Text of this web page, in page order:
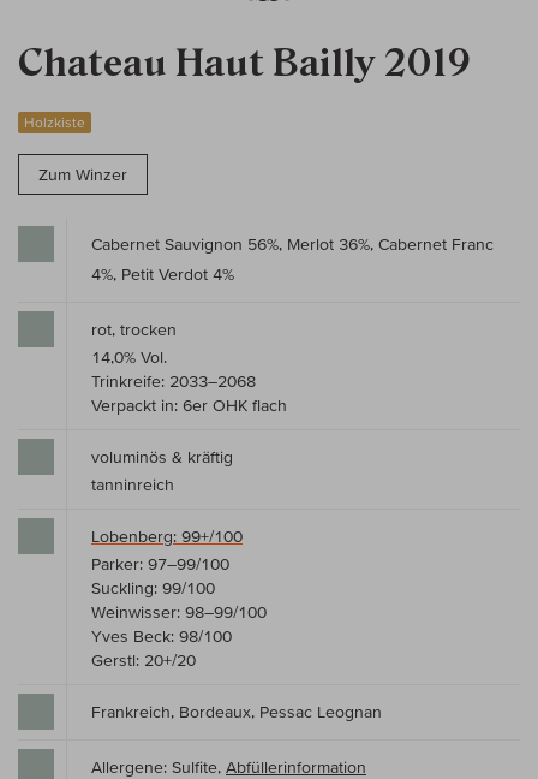
Chateau Haut Bailly 2019
Holzkiste
Zum Winzer
Cabernet Sauvignon 56%, Merlot 36%, Cabernet Franc
4%, Petit Verdot 4%
rot, trocken
14,0% Vol.
Trinkreife: 2033–2068
Verpackt in: 6er OHK flach
voluminös & kräftig
tanninreich
Lobenberg: 99+/100
Parker: 97–99/100
Suckling: 99/100
Weinwisser: 98–99/100
Yves Beck: 98/100
Gerstl: 20+/20
Frankreich, Bordeaux, Pessac Leognan
Allergene: Sulfite, Abfüllerinformation